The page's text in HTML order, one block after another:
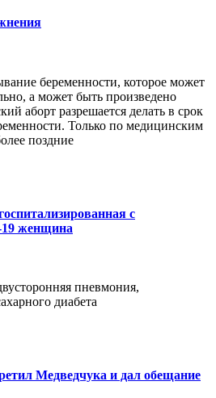
беременности, которое может
а может быть произведено
аборт разрешается делать в срок
Только по медицинским
поздние
с
19 женщина
пневмония,
диабета
Медведчука и дал обещание